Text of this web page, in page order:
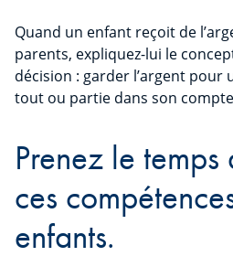
Quand un enfant reçoit de
parents, expliquez-lui le
décision : garder l’argent pour
tout ou partie dans son compte
Prenez le temps
ces
enfants.